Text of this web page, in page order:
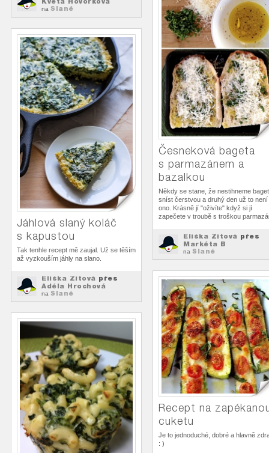
na Slané
Česneková bageta
s parmazánem a
bazalkou
Někdy se stane, že nestihneme
sníst čerstvou a druhý den už to není
ono. Krásně jí "oživíte" když si jí
zapečete v troubě s troškou
Eliška Zitová přes
Markéta B
na Slané
Jáhlová slaný koláč
s kapustou
Tak tenhle recept mě zaujal. Už se těším
až vyzkouším jáhly na slano.
Eliška Zitová přes
Adéla Hrochová
na Slané
Recept na
cuketu
Je to jednoduché, dobré a hlavně
: )